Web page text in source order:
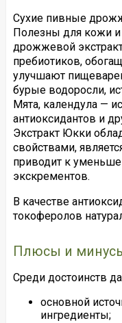
Сухие пивные
Полезны для кожи
дрожжевой
пребиотиков,
улучшают
бурые водоросли,
Мята, календула —
антиоксидантов и
Экстракт Юкки
свойствами,
приводит к
экскрементов.
В качестве
токоферолов
Плюсы и
Среди достоинств
основной
ингредиенты;